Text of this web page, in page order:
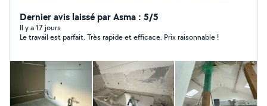
Peinture murs et plafonds Rafraîchissement complet
d'appartements ou maisons Pose d'enduits décoratifs
Petites réparations avant peinture Conseils sur les
durables Pose de papier peint classique et
panoramique. »« Spécialiste en pose de papier peint et
décoration murale. » Pose soignée de papier peint pour
tous types de murs. »
Dernier avis laissé par Asma : 5/5
Il y a 17 jours
Le travail est parfait. Très rapide et efficace. Prix raisonnable !